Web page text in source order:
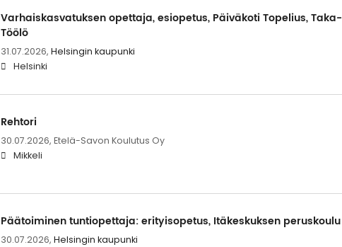
Varhaiskasvatuksen opettaja, esiopetus, Päiväkoti Topelius, Taka-
Töölö
31.07.2026, Helsingin kaupunki
Helsinki
Rehtori
30.07.2026, Etelä-Savon Koulutus Oy
Mikkeli
Päätoiminen tuntiopettaja: erityisopetus, Itäkeskuksen peruskoulu
30.07.2026, Helsingin kaupunki